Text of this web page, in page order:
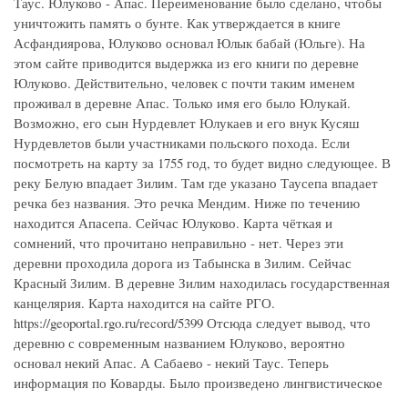
уничтожить память о бунте. Как утверждается в книге
Асфандиярова, Юлуково основал Юлык бабай (Юльге). На
этом сайте приводится выдержка из его книги по деревне
Юлуково. Действительно, человек с почти таким именем
проживал в деревне Апас. Только имя его было Юлукай.
Возможно, его сын Нурдевлет Юлукаев и его внук Кусяш
Нурдевлетов были участниками польского похода. Если
посмотреть на карту за 1755 год, то будет видно следующее. В
реку Белую впадает Зилим. Там где указано Таусепа впадает
речка без названия. Это речка Мендим. Ниже по течению
находится Апасепа. Сейчас Юлуково. Карта чёткая и
сомнений, что прочитано неправильно - нет. Через эти
деревни проходила дорога из Табынска в Зилим. Сейчас
Красный Зилим. В деревне Зилим находилась государственная
канцелярия. Карта находится на сайте РГО.
https://geoportal.rgo.ru/record/5399 Отсюда следует вывод, что
деревню с современным названием Юлуково, вероятно
основал некий Апас. А Сабаево - некий Таус. Теперь
информация по Коварды. Было произведено лингвистическое